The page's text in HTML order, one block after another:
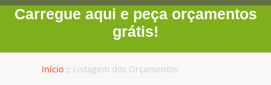
Carregue aqui e peça orçamentos
grátis!
Início :: Listagem dos Orçamentos